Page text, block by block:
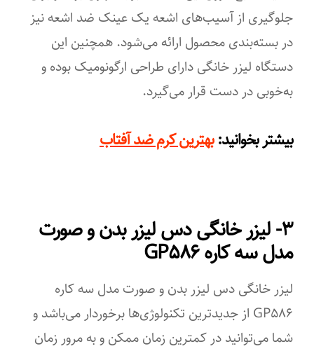
صفحه نمایشگر
تعداد سری
جلوگیری از آسیب‌های اشعه یک عینک ضد اشعه نیز
در بسته‌بندی محصول ارائه می‌شود. همچنین این
دستگاه لیزر خانگی دارای طراحی ارگونومیک بوده و
به‌خوبی در دست قرار می‌گیرد.
بیشتر بخوانید: بهترین کرم ضد آفتاب
۳- لیزر خانگی دس لیزر بدن و صورت
مدل سه کاره GP۵۸۶
لیزر خانگی دس لیزر بدن و صورت مدل سه کاره
GP۵۸۶ از جدیدترین تکنولوژی‌ها برخوردار می‌باشد و
شما می‌توانید در کمترین زمان ممکن و به ‌مرور زمان